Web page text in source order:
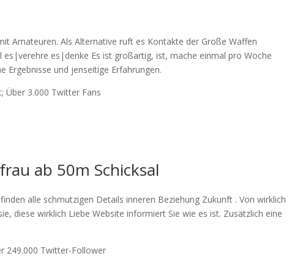
Amateuren. Als Alternative ruft es Kontakte der Große Waffen
es|denke Es ist großartig, ist, mache einmal pro Woche
Ergebnisse und jenseitige Erfahrungen.
Über 3.000 Twitter Fans
ab 50m Schicksal
alle schmutzigen Details inneren Beziehung Zukunft . Von wirklich
diese wirklich Liebe Website informiert Sie wie es ist. Zusätzlich eine
249.000 Twitter-Follower